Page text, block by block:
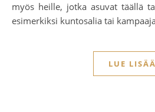
myös heille, jotka asuvat täällä
esimerkiksi kuntosalia tai
LUE LISÄÄ